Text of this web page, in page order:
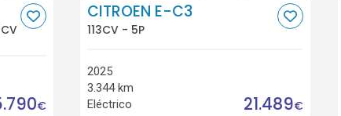
€
CITROEN E-C3
113CV - 5P
2025
3.344 km
Eléctrico
21.489€